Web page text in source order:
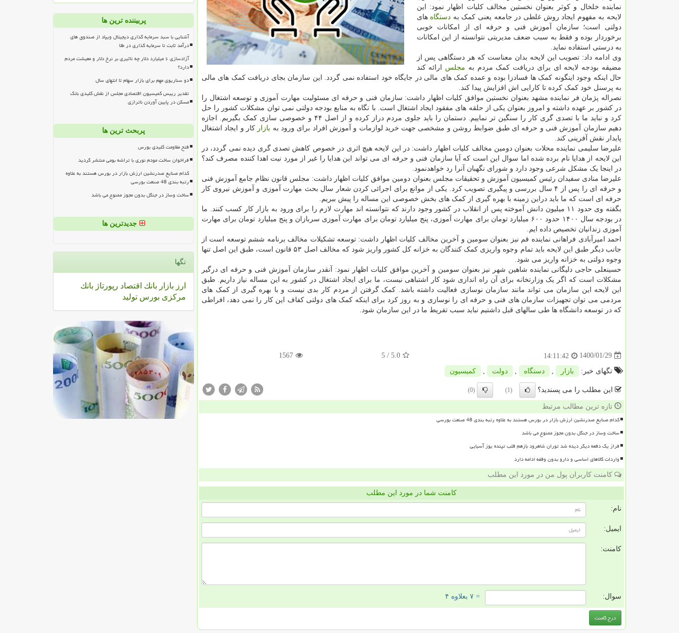
نماینده خلخال و کوثر بعنوان نخستین مخالف کلیات اظهار نمود: این
لایحه به مفهوم ایجاد روش غلطی در جامعه یعنی کمک به دستگاه های
دولتی است؛ سازمان آموزش فنی و حرفه ای از امکانات خوبی
برخوردار بوده و فقط به سبب ضعف مدیریتی نتوانسته از این امکانات
به درستی استفاده نماید.
وی ادامه داد: تصویب این لایحه بدان معناست که هر دستگاهی پس از
مضیقه بودجه لایحه ای برای دریافت کمک مردم به مجلس ارائه کند
حال اینکه وجود اینگونه کمک ها فسادزا بوده و عمده کمک های مالی در جایگاه خود استفاده نمی گردد. این سازمان بجای دریافت کمک های مالی
به پرسنل خود کمک کرده تا کارایی اش افزایش پیدا کند.
نصراله پژمان فر نماینده مشهد بعنوان نخستین موافق کلیات اظهار داشت: سازمان فنی و حرفه ای مسئولیت مهارت آموزی و توسعه اشتغال را
در کشور بر عهده داشته و امروز بعنوان یکی از حلقه های مفقود ایجاد اشتغال است. با نگاه به منابع بودجه دولتی نمی توان مشکلات کشور را حل
کرد و نباید ما با تصدی گری کار را سنگین تر نماییم. دستمان را باید جلوی مردم دراز کرده و از اصل ۴۴ و خصوصی سازی کمک بگیریم. اجازه
دهیم سازمان آموزش فنی و حرفه ای طبق ضوابط روشن و مشخصی جهت خرید لوازمات و آموزش افراد برای ورود به بازار کار و ایجاد اشتغال
پایدار نقش آفرینی کند.
علیرضا سلیمی نماینده محلات بعنوان دومین مخالف کلیات اظهار داشت: در این لایحه هیچ اثری در خصوص کاهش تصدی گری دیده نمی گردد، در
این لایحه از هدایا نام برده شده اما سوال این است که آیا سازمان فنی و حرفه ای می تواند این هدایا را غیر از مورد نیت اهدا کننده مصرف کند؟
در اینجا یک مشکل شرعی وجود دارد و شورای نگهبان آنرا رد خواهدنمود.
علیرضا منادی سفیدان رئیس کمیسیون آموزش و تحقیقات مجلس بعنوان دومین موافق کلیات اظهار داشت: مجلس قانون نظام جامع آموزش فنی
و حرفه ای را پس از ۴ سال بررسی و پیگیری تصویب کرد. یکی از موانع برای اجرائی کردن شعار سال بحث مهارت آموزی و آموزش نیروی کار
حرفه ای است که ما باید دراین زمینه با بهره گیری از کمک های بخش خصوصی این مساله را پیش ببریم.
بگفته وی حدود ۱۱ میلیون دانش آموخته پس از انقلاب در کشور وجود دارند که نتوانسته اند مهارت لازم را برای ورود به بازار کار کسب کنند. ما
در بودجه سال ۱۴۰۰ حدود ۶۰۰ میلیارد تومان برای مهارت آموزی، پنج میلیارد تومان برای مهارت آموزی سربازان و پنج میلیارد تومان برای مهارت
آموزی زندانیان تخصیص داده ایم.
احمد امیرآبادی فراهانی نماینده قم نیز بعنوان سومین و آخرین مخالف کلیات اظهار داشت: توسعه تشکیلات مخالف برنامه ششم توسعه است از
جانب دیگر طبق این لایحه باید تمام وجوه واریزی کمک کنندگان به خزانه کل کشور واریز شود که مخالف اصل ۵۳ قانون است، طبق این اصل تنها
وجوه دولتی به خزانه واریز می شود.
حسینعلی حاجی دلیگانی نماینده شاهین شهر نیز بعنوان سومین و آخرین موافق کلیات اظهار نمود: آنقدر سازمان آموزش فنی و حرفه ای درگیر
مشکلات است که اگر یک وزارتخانه برای آن راه اندازی شود کار اشتباهی نیست، ما برای ایجاد اشتغال در کشور به این مساله نیاز داریم. طبق
این لایحه این سازمان می تواند مانند سازمان نوسازی فعالیت داشته باشد. کمک گرفتن از مردم کار بدی نیست و با بهره گیری از کمک های
مردمی می توان تجهیزات سازمان های فنی و حرفه ای را نوسازی و به روز کرد برای اینکه کمک های دولتی کفاف این کار را نمی دهد، افراطی
که در توسعه دانشگاه ها طی سالهای قبل داشتیم نباید سبب تفریط ما در این سازمان شود.
1400/01/29
14:11:42
5.0
/ 5
1567
تگهای خبر: بازار دستگاه دولت كمیسیون
این مطلب را می پسندید؟ (1)
(0)
تازه ترین مطالب مرتبط
کدام صنایع صدرنشین ارزش بازار در بورس هستند به علاوه رتبه بندی 48 صنعت بورسی
ساخت وساز در جنگل بدون مجوز ممنوع می باشد
فراز یک دفعه دیگر دیده شد توران شاهرود بازهم قلب تپنده یوز آسیایی
واردات کالاهای اساسی و دارو بدون وقفه ادامه دارد
کامنت کاربران پول من در مورد این مطلب
کامنت شما در مورد این مطلب
نام:
ایمیل:
کامنت:
سوال: = ۷ بعلاوه ۴
پربیننده ترین ها
آشنایی با سبد سرمایه گذاری دیجیتال ویپاد از صندوق های
درآمد ثابت تا سرمایه گذاری در طلا
آزادسازی ۶ میلیارد دلار چه تاثیری بر نرخ دلار و معیشت مردم
دارد؟
دو سناریوی مهم برای بازار سهام تا انتهای سال
تقدیر رییس کمیسیون اقتصادی مجلس از نقش کلیدی بانک
مسکن در پایین آوردن ناترازی
پربحث ترین ها
فتح مقاومت کلیدی بورس
فراخوان ساخت مودم نوری با تراشه بومی منتشر گردید
کدام صنایع صدرنشین ارزش بازار در بورس هستند به علاوه
رتبه بندی 48 صنعت بورسی
ساخت وساز در جنگل بدون مجوز ممنوع می باشد
جدیدترین ها
تگها
ارز بازار بانك اقتصاد رپورتاژ بانك
مركزی بورس تولید